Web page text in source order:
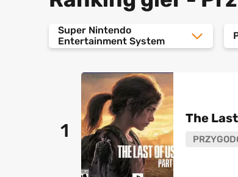
Super Nintendo
Entertainment System
1
The